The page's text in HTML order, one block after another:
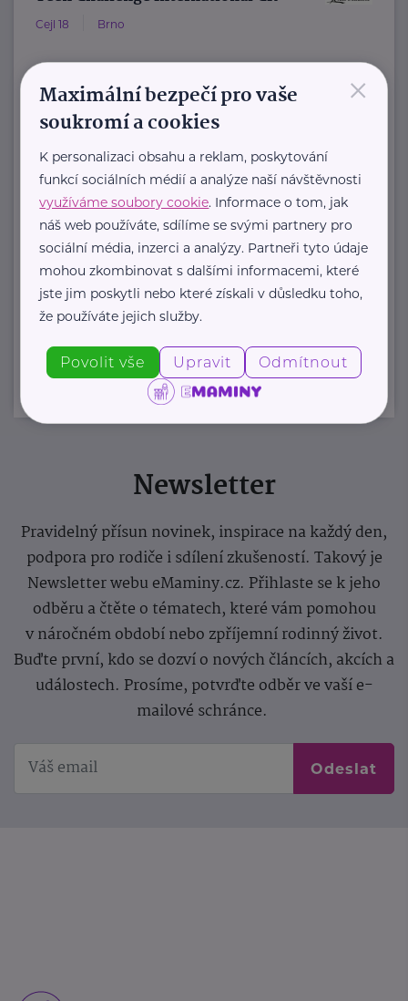
Cejl 18 Brno
Teen Challenge ČR patří do sítě
služeb mezinárodní křesťanské
organizace Teen Challenge.
Organizace byla založena ...
www.teenchallenge.cz
+420 775 556 634
marsalova@teenchallenge.cz
Zobrazit přehled společností
Newsletter
Pravidelný přísun novinek, inspirace na každý den,
podpora pro rodiče i sdílení zkušeností. Takový je
Newsletter webu eMaminy.cz. Přihlaste se k jeho
odběru a čtěte o tématech, které vám pomohou
v náročném období nebo zpříjemní rodinný život.
Buďte první, kdo se dozví o nových článcích, akcích a
událostech. Prosíme, potvrďte odběr ve vaší e-
mailové schránce.
Odeslat
×
Maximální bezpečí pro vaše
soukromí a cookies
K personalizaci obsahu a reklam, poskytování
funkcí sociálních médií a analýze naší návštěvnosti
využíváme soubory cookie. Informace o tom, jak
náš web používáte, sdílíme se svými partnery pro
sociální média, inzerci a analýzy. Partneři tyto údaje
mohou zkombinovat s dalšími informacemi, které
jste jim poskytli nebo které získali v důsledku toho,
že používáte jejich služby.
Povolit vše Upravit Odmítnout